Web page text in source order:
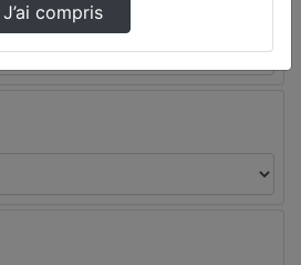
J’ai compris